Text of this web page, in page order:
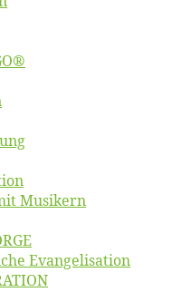
Musikern
Evangelisation